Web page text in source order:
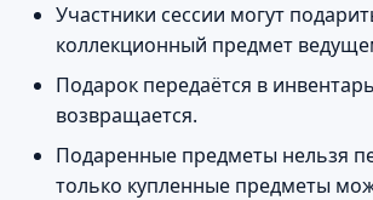
Участники сессии могут
коллекционный предмет
Подарок передаётся в
возвращается.
Подаренные предметы нельзя
только купленные предметы